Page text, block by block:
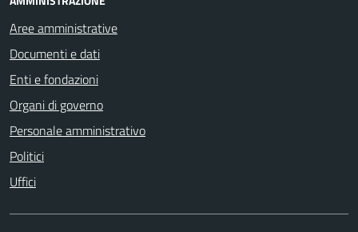
Aree amministrative
Documenti e dati
Enti e fondazioni
Organi di governo
Personale amministrativo
Politici
Uffici